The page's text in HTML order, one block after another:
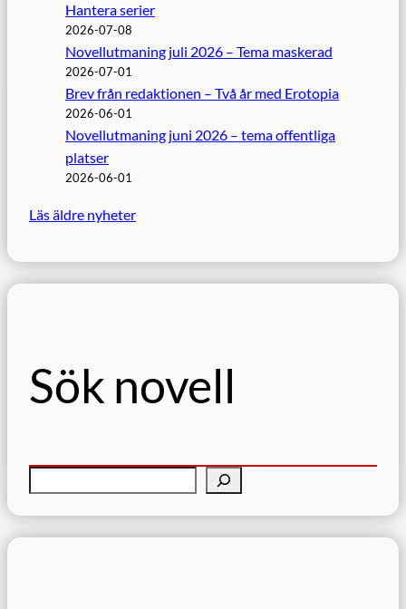
Hantera serier
2026-07-08
Novellutmaning juli 2026 – Tema maskerad
2026-07-01
Brev från redaktionen – Två år med Erotopia
2026-06-01
Novellutmaning juni 2026 – tema offentliga
platser
2026-06-01
Läs äldre nyheter
Sök novell
ö